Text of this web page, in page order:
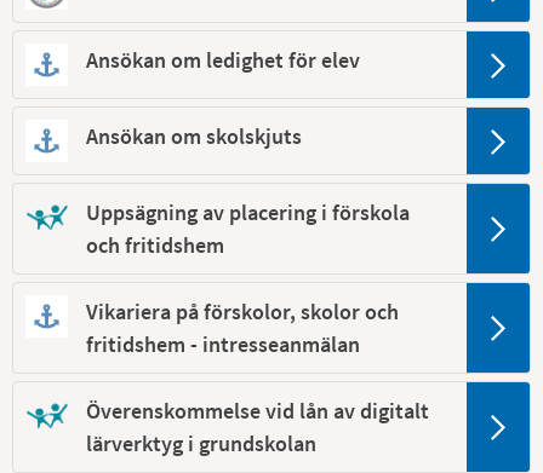
Ansökan om ledighet för elev
Ansökan om skolskjuts
Uppsägning av placering i förskola
och fritidshem
Vikariera på förskolor, skolor och
fritidshem - intresseanmälan
Överenskommelse vid lån av digitalt
lärverktyg i grundskolan